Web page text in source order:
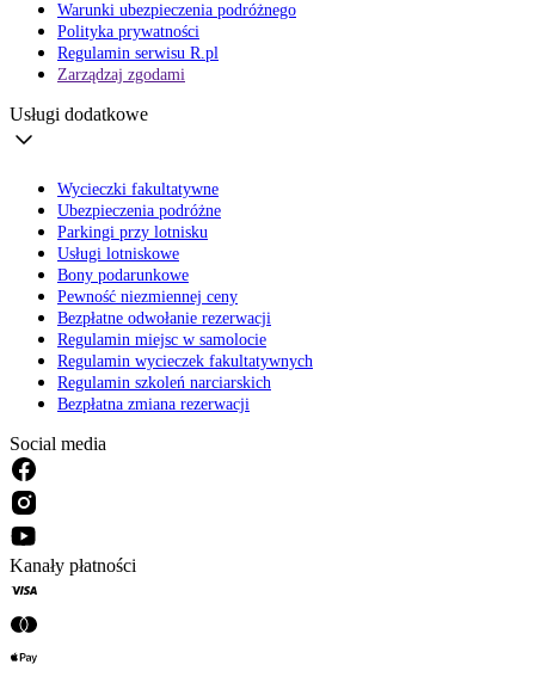
Warunki ubezpieczenia podróżnego
Polityka prywatności
Regulamin serwisu R.pl
Zarządzaj zgodami
Usługi dodatkowe
Wycieczki fakultatywne
Ubezpieczenia podróżne
Parkingi przy lotnisku
Usługi lotniskowe
Bony podarunkowe
Pewność niezmiennej ceny
Bezpłatne odwołanie rezerwacji
Regulamin miejsc w samolocie
Regulamin wycieczek fakultatywnych
Regulamin szkoleń narciarskich
Bezpłatna zmiana rezerwacji
Social media
Kanały płatności